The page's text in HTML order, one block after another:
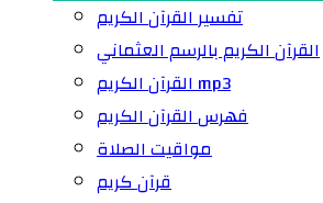
تفسير القرآن الكريم
القرآن الكريم بالرسم العثماني
القرآن الكريم mp3
فهرس القرآن الكريم
مواقيت الصلاة
قرآن كريم